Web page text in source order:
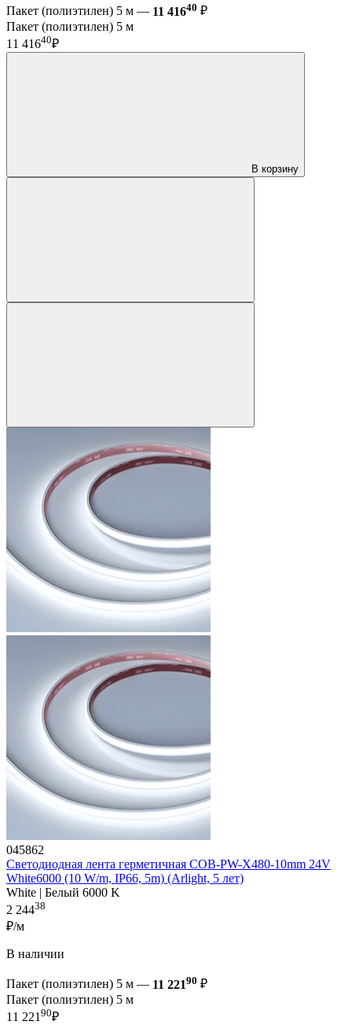
Пакет (полиэтилен) 5 м — 11 41640 ₽
Пакет (полиэтилен) 5 м
11 41640₽
В корзину
045862
Светодиодная лента герметичная COB-PW-X480-10mm 24V
White6000 (10 W/m, IP66, 5m) (Arlight, 5 лет)
White | Белый 6000 K
2 24438
₽/м
В наличии
Пакет (полиэтилен) 5 м — 11 22190 ₽
Пакет (полиэтилен) 5 м
11 221 90₽